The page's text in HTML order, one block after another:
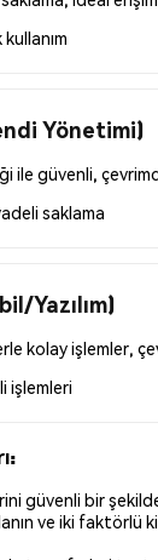
Yönetimi)
ile güvenli,
saklama
Yazılım)
kolay işlemler,
işlemleri
güvenli bir
ve iki faktörlü